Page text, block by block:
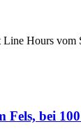
Hours vom
Fels, bei